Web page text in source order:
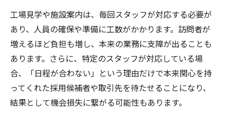
工場見学や施設案内は、毎回スタッフが対応する必要が
あり、人員の確保や準備に工数がかかります。訪問者が
増えるほど負担も増し、本来の業務に支障が出ることも
あります。さらに、特定のスタッフが対応している場
合、「日程が合わない」という理由だけで本来関心を持
ってくれた採用候補者や取引先を待たせることになり、
結果として機会損失に繋がる可能性もあります。